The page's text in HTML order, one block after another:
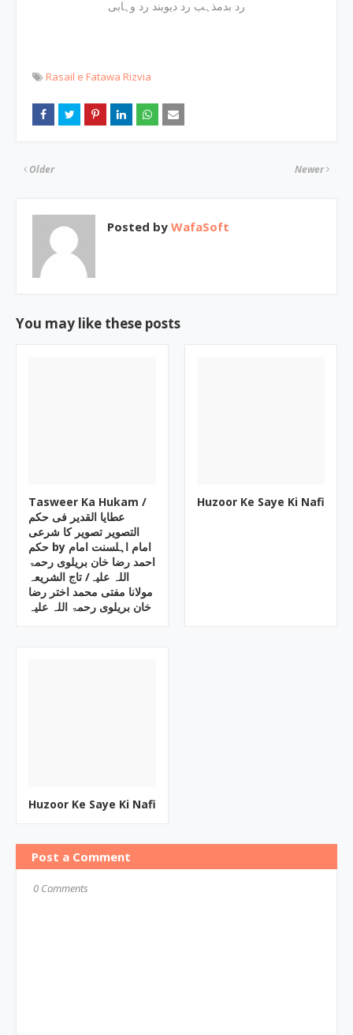
رد بدمذہب رد دیوبند رد وہابی
Rasail e Fatawa Rizvia
Newer
Older
Posted by WafaSoft
You may like these posts
Tasweer Ka Hukam /
عطایا القدیر فی حکم
التصویر تصویر کا شرعی
حکم by امام اہلسنت امام
احمد رضا خان بریلوی رحمۃ
اللہ علیہ/ تاج الشریعہ
مولانا مفتی محمد اختر رضا
خان بریلوی رحمۃ اللہ علیہ
Huzoor Ke Saye Ki Nafi
Huzoor Ke Saye Ki Nafi
Post a Comment
0 Comments